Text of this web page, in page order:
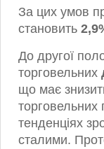
За цих умов
становить
До другої
торговельних
що має
торговельних
тенденціях
сталими.